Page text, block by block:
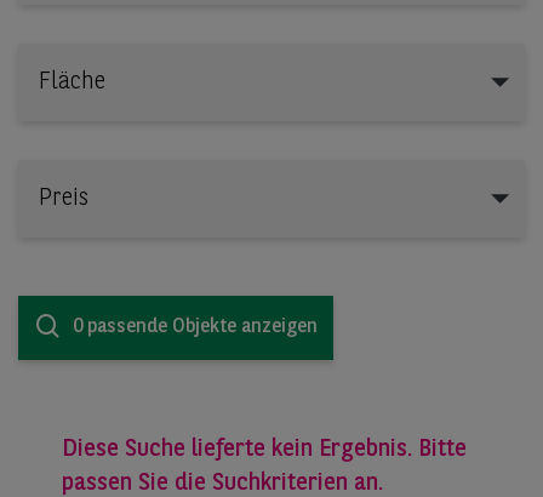
Fläche
Preis
0 passende Objekte anzeigen
Diese Suche lieferte kein Ergebnis. Bitte
passen Sie die Suchkriterien an.